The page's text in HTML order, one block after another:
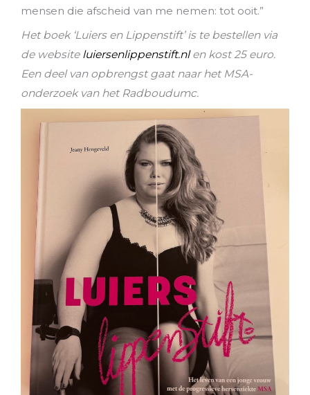
mensen die afscheid van me nemen: tot ooit.”
Het boek ‘Luiers en Lippenstift’ is te bestellen via
de website luiersenlippenstift.nlen kost 25 euro.
Een deel van opbrengst gaat naar het MSA-
onderzoek van het Radboudumc.